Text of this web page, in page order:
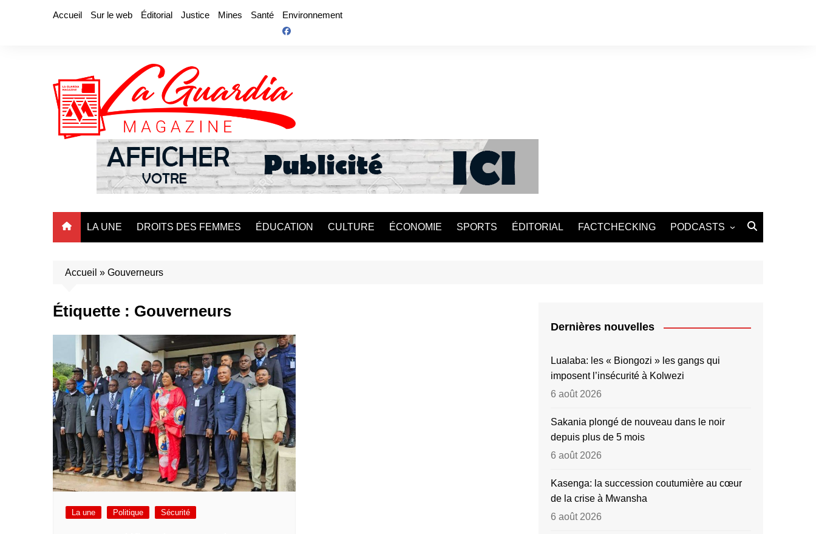
Accueil Sur le web Éditorial Justice Mines Santé Environnement
LA UNE DROITS DES FEMMES ÉDUCATION CULTURE ÉCONOMIE SPORTS ÉDITORIAL FACTCHECKING PODCASTS
Accueil » Gouverneurs
Étiquette : Gouverneurs
La une Politique Sécurité
Dernières nouvelles
Lualaba: les « Biongozi » les gangs qui
imposent l’insécurité à Kolwezi
6 août 2026
Sakania plongé de nouveau dans le noir
depuis plus de 5 mois
6 août 2026
Kasenga: la succession coutumière au cœur
de la crise à Mwansha
6 août 2026